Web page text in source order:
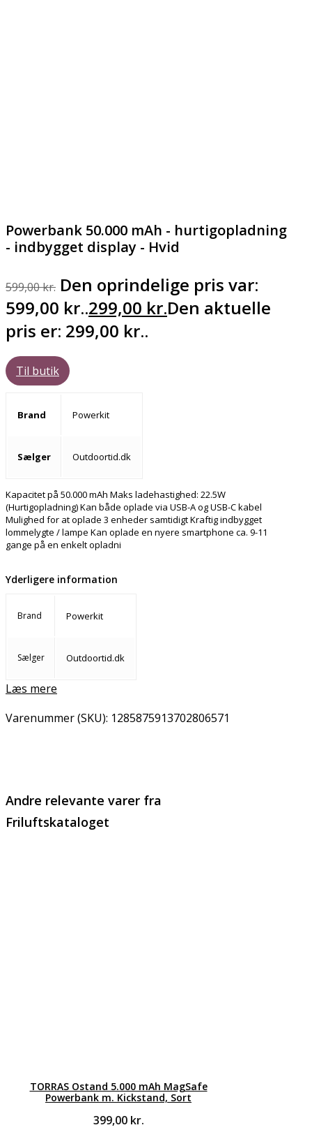
Powerbank 50.000 mAh - hurtigopladning
- indbygget display - Hvid
599,00kr. Den oprindelige pris var:
599,00 kr..299,00 kr.Den aktuelle
pris er: 299,00 kr..
Til butik
Brand Powerkit
Sælger Outdoortid.dk
Kapacitet på 50.000 mAh Maks ladehastighed: 22.5W
(Hurtigopladning) Kan både oplade via USB-A og USB-C kabel
Mulighed for at oplade 3 enheder samtidigt Kraftig indbygget
lommelygte / lampe Kan oplade en nyere smartphone ca. 9-11
gange på en enkelt opladni
Yderligere information
Brand Powerkit
Sælger Outdoortid.dk
Læs mere
Varenummer (SKU): 1285875913702806571
Andre relevante varer fra
Friluftskataloget
TORRAS Ostand 5.000 mAh MagSafe
Powerbank m. Kickstand, Sort
399,00 kr.